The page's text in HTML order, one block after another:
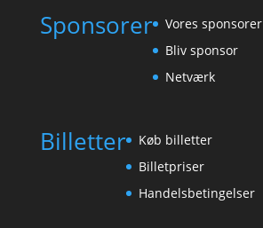
Sponsorer
Vores sponsorer
Bliv sponsor
Netværk
Billetter
Køb billetter
Billetpriser
Handelsbetingelser